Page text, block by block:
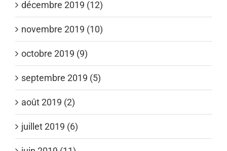
décembre 2019 (12)
novembre 2019 (10)
octobre 2019 (9)
septembre 2019 (5)
août 2019 (2)
juillet 2019 (6)